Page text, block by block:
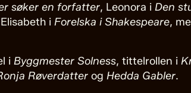
søker en forfatter, Leonora i Den
i Forelska i Shakespeare,
i Byggmester Solness, tittelrollen i
Røverdatter og Hedda Gabler.